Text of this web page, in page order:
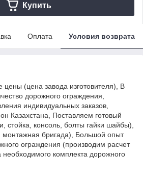
Купить
Оплата Условия возврата
цены (цена завода изготовителя), В
дорожного ограждения,
индивидуальных заказов,
Казахстана, Поставляем готовый
стойка, консоль, болты гайки шайбы),
бригада), Большой опыт
ограждения (производим расчет
необходимого комплекта дорожного